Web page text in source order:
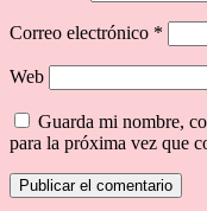
Correo electrónico *
Web
Guarda mi nombre,
para la próxima vez que